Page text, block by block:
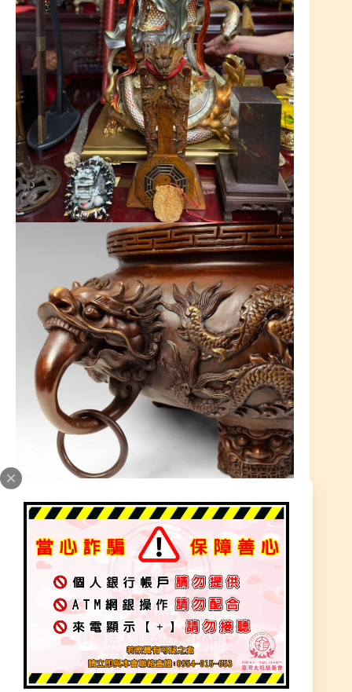
元始天王 大師尊 降旨 道場需安置在玄天上帝金尊
前 『天公爐』，天公爐代表玉皇上帝，是至高無
上的神祇，眾神的主宰。
香爐內煙霧騰起，就如同人的心意上達神靈，人對
於神靈的信仰建構在靈力的交感期待，人神之間經
由香火儀式緊密地聯繫起來。香火儀式中，香爐是
不可或缺的用具。香爐安置在神像前的重要位置，
常伴隨廟宇、神靈力量強弱的展現。
『元始天王．天公爐 ．寬70公分 』精緻銅雕，